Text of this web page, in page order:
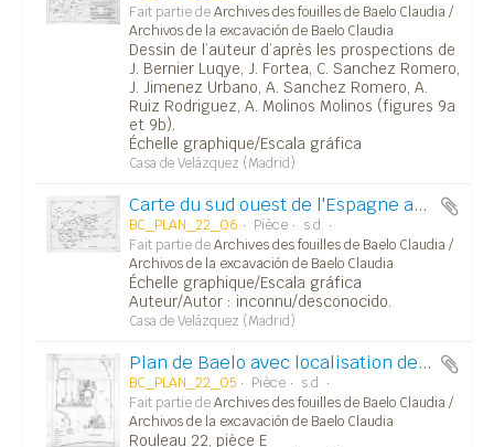
Fait partie deArchives des fouilles de Baelo Claudia /
Archivos de la excavación de Baelo Claudia
Dessin de l’auteur d’après les prospections de
J. Bernier Luqye, J. Fortea, C. Sanchez Romero,
J. Jimenez Urbano, A. Sanchez Romero, A.
Ruiz Rodriguez, A. Molinos Molinos (figures 9a
et 9b).
Échelle graphique/Escala gráfica
Casa de Velázquez (Madrid)
Carte du sud ouest de l'Espagne avec localisation des villes et oppida au IIIe siècle (fig. 4).
BC_PLAN_22_06 Pièce
s.d.
Fait partie deArchives des fouilles de Baelo Claudia /
Archivos de la excavación de Baelo Claudia
Échelle graphique/Escala gráfica
Auteur/Autor : inconnu/desconocido.
Casa de Velázquez (Madrid)
Plan de Baelo avec localisation des principaux bâtiments fouillés (figure 6).
BC_PLAN_22_05 Pièce
s.d.
Fait partie deArchives des fouilles de Baelo Claudia /
Archivos de la excavación de Baelo Claudia
Rouleau 22, pièce E